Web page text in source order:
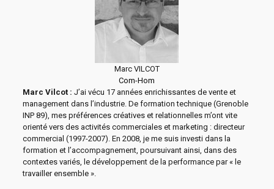
Marc VILCOT
Com-Hom
Marc Vilcot : J’ai vécu 17 années enrichissantes de vente et
management dans l’industrie. De formation technique (Grenoble
INP 89), mes préférences créatives et relationnelles m’ont vite
orienté vers des activités commerciales et marketing : directeur
commercial (1997-2007). En 2008, je me suis investi dans la
formation et l’accompagnement, poursuivant ainsi, dans des
contextes variés, le développement de la performance par « le
travailler ensemble ».